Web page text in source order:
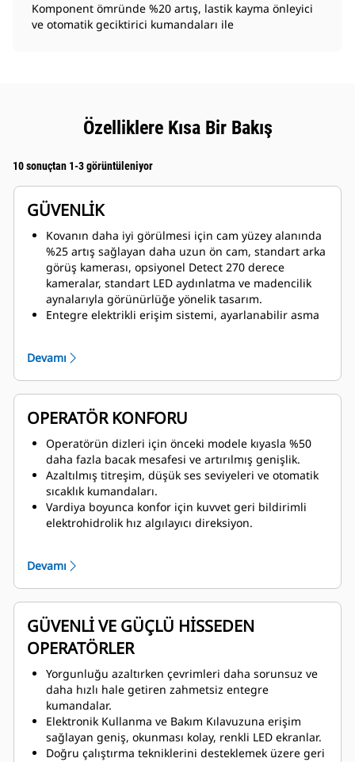
Komponent ömründe %20 artış, lastik kayma önleyici
ve otomatik geciktirici kumandaları ile
Özelliklere Kısa Bir Bakış
10 sonuçtan 1-3 görüntüleniyor
GÜVENLİK
Kovanın daha iyi görülmesi için cam yüzey alanında
%25 artış sağlayan daha uzun ön cam, standart arka
görüş kamerası, opsiyonel Detect 270 derece
kameralar, standart LED aydınlatma ve madencilik
aynalarıyla görünürlüğe yönelik tasarım.
Entegre elektrikli erişim sistemi, ayarlanabilir asma
tutacaklar ile iyileştirilmiş giriş ve çıkış.
Servis alanlarının içerisinde tasarlanan kaymaz
geniş yüzeyli geçitler ve entegre kilitleme/devre dışı
bırakma noktaları.
Hem ileri hem de geri viteste maksimum hızı
ayarlayan hız sınırlayıcı.
Devamı
OPERATÖR KONFORU
Operatörün dizleri için önceki modele kıyasla %50
daha fazla bacak mesafesi ve artırılmış genişlik.
Azaltılmış titreşim, düşük ses seviyeleri ve otomatik
sıcaklık kumandaları.
Vardiya boyunca konfor için kuvvet geri bildirimli
elektrohidrolik hız algılayıcı direksiyon.
minderi yatırma ayarı ve koltuk ile baş dayanağında
hava ayarlı payandalara sahip basınçlı kabin.
Devamı
GÜVENLİ VE GÜÇLÜ HİSSEDEN
OPERATÖRLER
Yorgunluğu azaltırken çevrimleri daha sorunsuz ve
daha hızlı hale getiren zahmetsiz entegre
kumandalar.
Elektronik Kullanma ve Bakım Kılavuzuna erişim
sağlayan geniş, okunması kolay, renkli LED ekranlar.
Doğru çalıştırma tekniklerini desteklemek üzere geri